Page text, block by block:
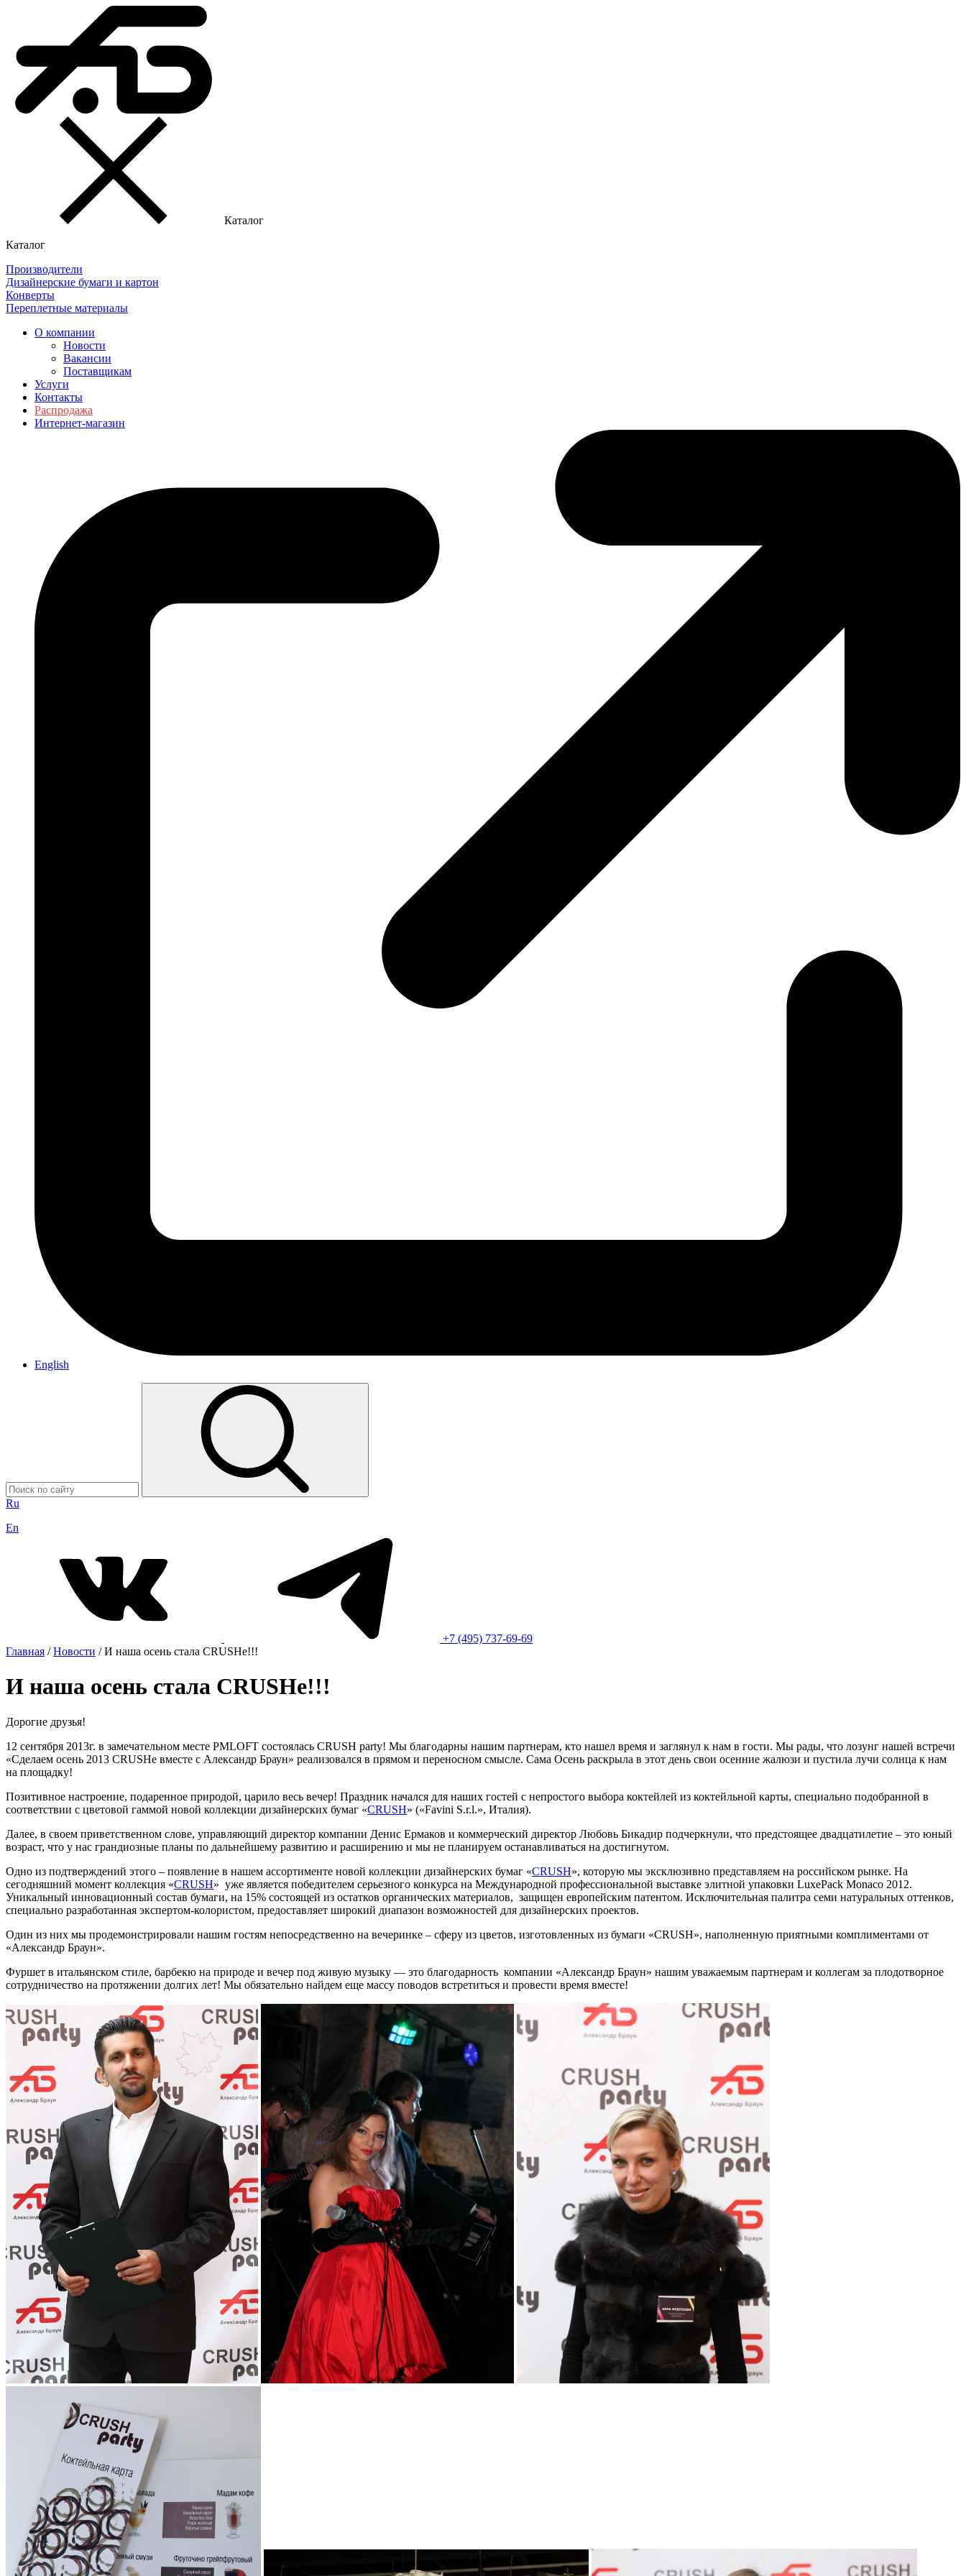
Каталог
Каталог
Производители
Дизайнерские бумаги и картон
Конверты
Переплетные материалы
О компании
Новости
Вакансии
Поставщикам
Услуги
Контакты
Распродажа
Интернет-магазин
English
Ru
En
+7 (495) 737-69-69
Главная / Новости / И наша осень стала CRUSHe!!!
И наша осень стала CRUSHe!!!
Дорогие друзья!
12 сентября 2013г. в замечательном месте PMLOFT состоялась CRUSH party! Мы благодарны нашим партнерам, кто нашел время и заглянул к нам в гости. Мы рады, что лозунг нашей встречи
«Сделаем осень 2013 CRUSHe вместе с Александр Браун» реализовался в прямом и переносном смысле. Сама Осень раскрыла в этот день свои осенние жалюзи и пустила лучи солнца к нам
на площадку!
Позитивное настроение, подаренное природой, царило весь вечер! Праздник начался для наших гостей с непростого выбора коктейлей из коктейльной карты, специально подобранной в
соответствии с цветовой гаммой новой коллекции дизайнерских бумаг «CRUSH» («Favini S.r.l.», Италия).
Далее, в своем приветственном слове, управляющий директор компании Денис Ермаков и коммерческий директор Любовь Бикадир подчеркнули, что предстоящее двадцатилетие – это юный
возраст, что у нас грандиозные планы по дальнейшему развитию и расширению и мы не планируем останавливаться на достигнутом.
Одно из подтверждений этого – появление в нашем ассортименте новой коллекции дизайнерских бумаг «CRUSH», которую мы эксклюзивно представляем на российском рынке. На
сегодняшний момент коллекция «CRUSH» уже является победителем серьезного конкурса на Международной профессиональной выставке элитной упаковки LuxePack Monaco 2012.
Уникальный инновационный состав бумаги, на 15% состоящей из остатков органических материалов, защищен европейским патентом. Исключительная палитра семи натуральных оттенков,
специально разработанная экспертом-колористом, предоставляет широкий диапазон возможностей для дизайнерских проектов.
Один из них мы продемонстрировали нашим гостям непосредственно на вечеринке – сферу из цветов, изготовленных из бумаги «CRUSH», наполненную приятными комплиментами от
«Александр Браун».
Фуршет в итальянском стиле, барбекю на природе и вечер под живую музыку — это благодарность компании «Александр Браун» нашим уважаемым партнерам и коллегам за плодотворное
сотрудничество на протяжении долгих лет! Мы обязательно найдем еще массу поводов встретиться и провести время вместе!